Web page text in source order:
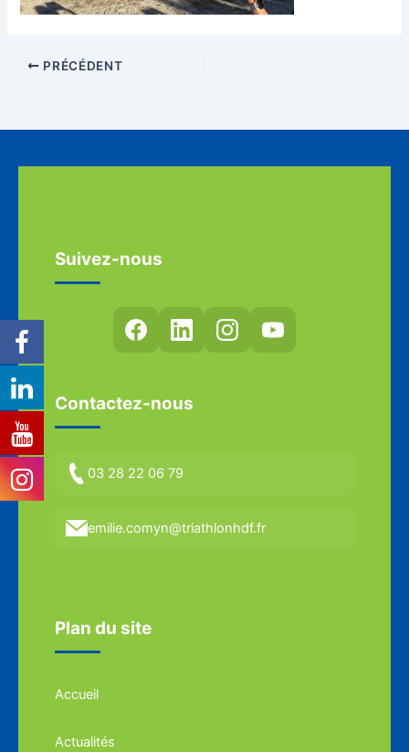
PRÉCÉDENT
Suivez-nous
Contactez-nous
03 28 22 06 79
emilie.comyn@triathlonhdf.fr
Plan du site
Accueil
Actualités